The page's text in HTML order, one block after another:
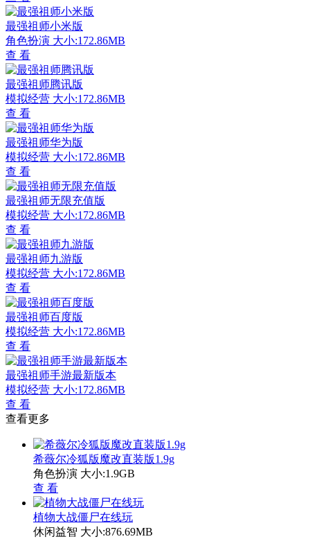
最强祖师小米版
角色扮演 大小:172.86MB
查 看
最强祖师腾讯版
模拟经营 大小:172.86MB
查 看
最强祖师华为版
模拟经营 大小:172.86MB
查 看
最强祖师无限充值版
模拟经营 大小:172.86MB
查 看
最强祖师九游版
模拟经营 大小:172.86MB
查 看
最强祖师百度版
模拟经营 大小:172.86MB
查 看
最强祖师手游最新版本
模拟经营 大小:172.86MB
查 看
查看更多
希薇尔冷狐版魔改直装版1.9g
角色扮演 大小:1.9GB
查 看
植物大战僵尸在线玩
休闲益智 大小:876.69MB